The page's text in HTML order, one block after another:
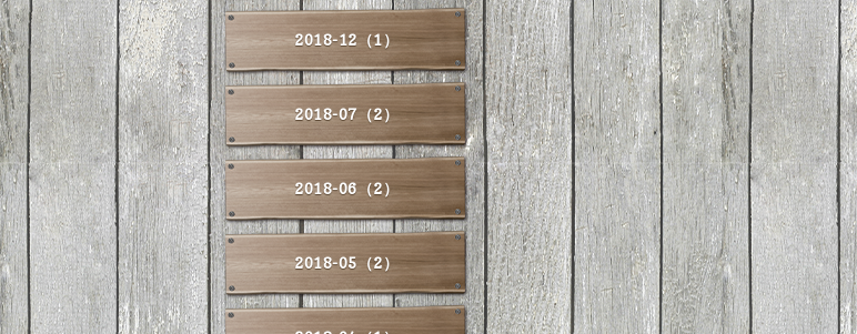
2018-12（1）
2018-07（2）
2018-06（2）
2018-05（2）